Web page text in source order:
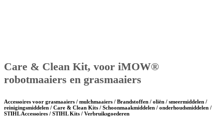
Care & Clean Kit, voor iMOW®
robotmaaiers en grasmaaiers
Accessoires voor grasmaaiers / mulchmaaiers / Brandstoffen / oliën / smeermiddelen /
reinigingsmiddelen / Care & Clean Kits / Schoonmaakmiddelen / onderhoudsmiddelen /
STIHL Accessoires / STIHL Kits / Verbruiksgoederen